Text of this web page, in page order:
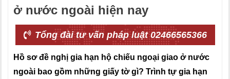
ở nước ngoài hiện nay
Tổng đài tư vấn pháp luật 02466565366
Hồ sơ đề nghị gia hạn hộ chiếu ngoại giao ở nước
ngoài bao gồm những giấy tờ gì? Trình tự gia hạn